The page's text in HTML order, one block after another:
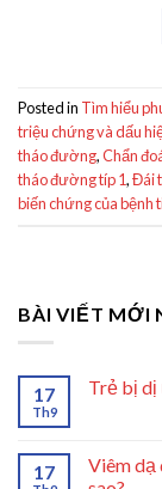
Posted in Tìm hiểu
triệu chứng và dấu
tháo đường,Chẩn
tháo đường típ 1,Đái
biến chứng của bệnh
BÀI VIẾT MỚI
17
Th9
Trẻ bị dị
17
Viêm dạ